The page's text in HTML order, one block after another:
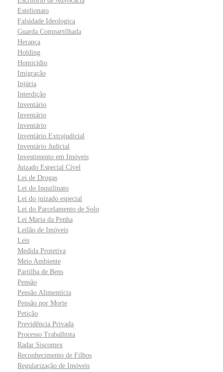
Estelionato
Falsidade Ideologica
Guarda Compartilhada
Herança
Holding
Homicídio
Imigração
Injúria
Interdição
Inventário
Inventário
Inventário
Inventário Extrajudicial
Inventário Judicial
Investimento em Imóveis
Juizado Especial Cível
Lei de Drogas
Lei do Inquilinato
Lei do juizado especial
Lei do Parcelamento de Solo
Lei Maria da Penha
Leilão de Imóveis
Leis
Medida Protetiva
Meio Ambiente
Partilha de Bens
Pensão
Pensão Alimentícia
Pensão por Morte
Petição
Previdência Privada
Processo Trabalhista
Radar Siscomex
Reconhecimento de Filhos
Regularização de Imóveis